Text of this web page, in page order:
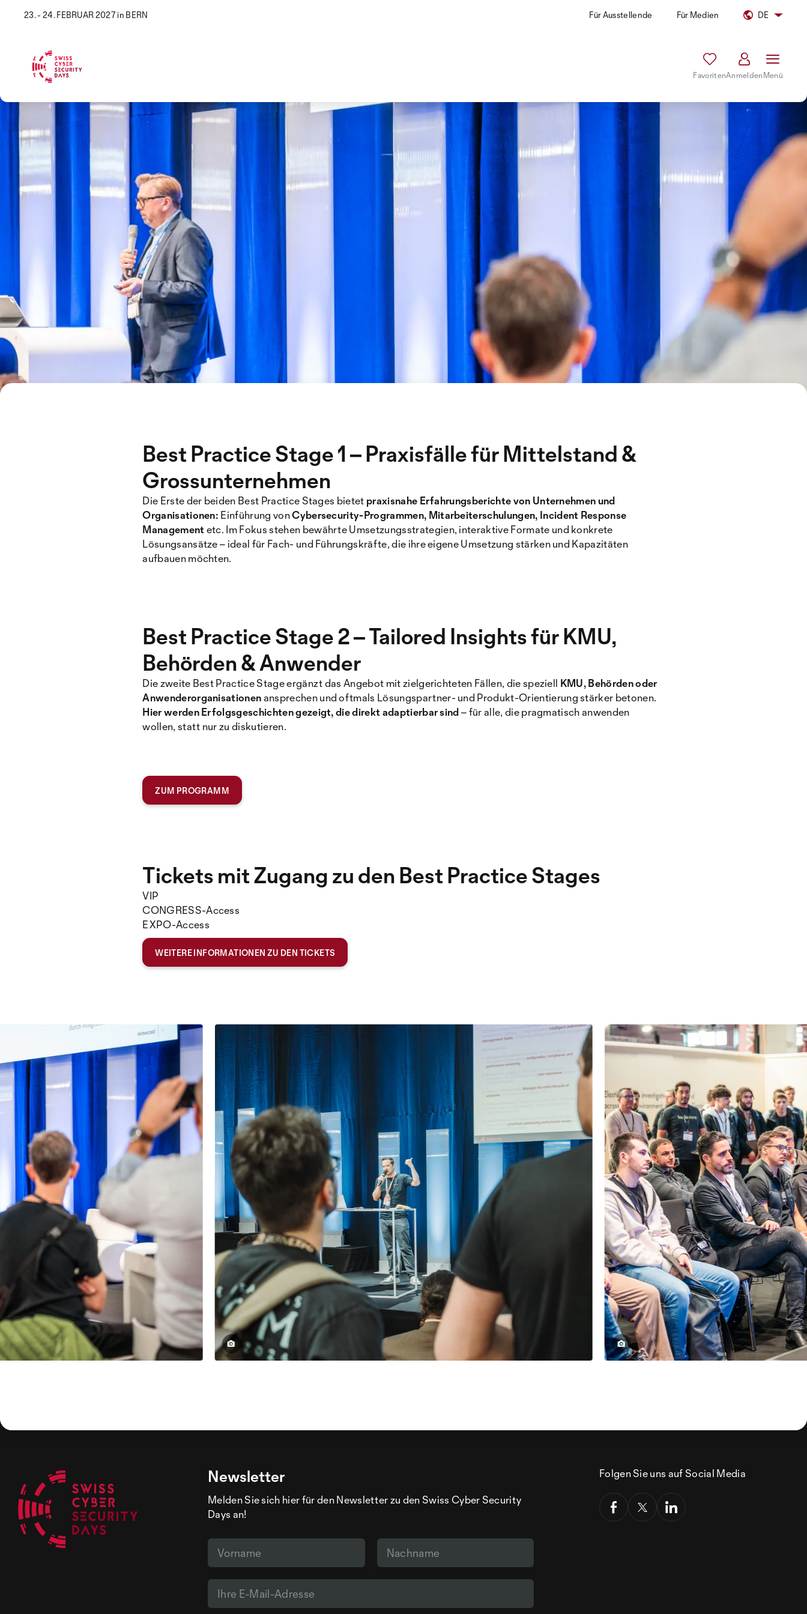
23. - 24. FEBRUAR 2027 in BERN Für Ausstellende Für Medien DE
FavoritenAnmeldenMenü
Best Practice Stage 1 – Praxisfälle für Mittelstand &
Grossunternehmen
Die Erste der beiden Best Practice Stages bietet praxisnahe Erfahrungsberichte von Unternehmen und
Organisationen: Einführung vonCybersecurity-Programmen, Mitarbeiterschulungen, Incident Response
Management etc. Im Fokus stehen bewährte Umsetzungsstrategien, interaktive Formate und konkrete
Lösungsansätze – ideal für Fach- und Führungskräfte, die ihre eigene Umsetzung stärken und Kapazitäten
aufbauen möchten.
Best Practice Stage 2 – Tailored Insights für KMU,
Behörden & Anwender
Die zweite Best Practice Stage ergänzt das Angebot mit zielgerichteten Fällen, die speziell KMU, Behörden oder
Anwenderorganisationenansprechen und oftmals Lösungspartner- und Produkt-Orientierung stärker betonen.
Hier werden Erfolgsgeschichten gezeigt, die direkt adaptierbar sind– für alle, die pragmatisch anwenden
wollen, statt nur zu diskutieren.
ZUM PROGRAMM
Tickets mit Zugang zu den Best Practice Stages
VIP
CONGRESS-Access
EXPO-Access
WEITERE INFORMATIONEN ZU DEN TICKETS
Newsletter
Melden Sie sich hier für den Newsletter zu den Swiss Cyber Security
Days an!
Folgen Sie uns auf Social Media